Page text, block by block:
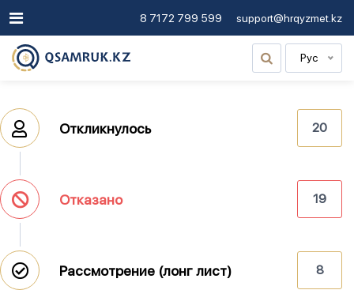
8 7172 799 599 support@hrqyzmet.kz
Рус
Откликнулось 20
Отказано 19
Рассмотрение (лонг лист) 8